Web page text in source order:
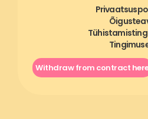
Withdraw from contract